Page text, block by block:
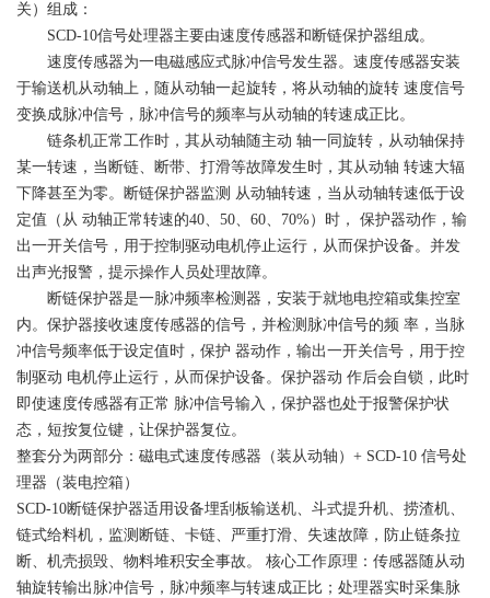
关）组成：
SCD-10信号处理器主要由速度传感器和断链保护器组成。
速度传感器为一电磁感应式脉冲信号发生器。速度传感器安装
于输送机从动轴上，随从动轴一起旋转，将从动轴的旋转 速度信号
变换成脉冲信号，脉冲信号的频率与从动轴的转速成正比。
链条机正常工作时，其从动轴随主动 轴一同旋转，从动轴保持
某一转速，当断链、断带、打滑等故障发生时，其从动轴 转速大辐
下降甚至为零。断链保护器监测 从动轴转速，当从动轴转速低于设
定值（从 动轴正常转速的40、50、60、70%）时， 保护器动作，输
出一开关信号，用于控制驱动电机停止运行，从而保护设备。并发
出声光报警，提示操作人员处理故障。
断链保护器是一脉冲频率检测器，安装于就地电控箱或集控室
内。保护器接收速度传感器的信号，并检测脉冲信号的频 率，当脉
冲信号频率低于设定值时，保护 器动作，输出一开关信号，用于控
制驱动 电机停止运行，从而保护设备。保护器动 作后会自锁，此时
即使速度传感器有正常 脉冲信号输入，保护器也处于报警保护状
态，短按复位键，让保护器复位。
整套分为两部分：磁电式速度传感器（装从动轴）+ SCD-10 信号处
理器（装电控箱）
SCD-10断链保护器适用设备埋刮板输送机、斗式提升机、捞渣机、
链式给料机，监测断链、卡链、严重打滑、失速故障，防止链条拉
断、机壳损毁、物料堆积安全事故。 核心工作原理：传感器随从动
轴旋转输出脉冲信号，脉冲频率与转速成正比；处理器实时采集脉